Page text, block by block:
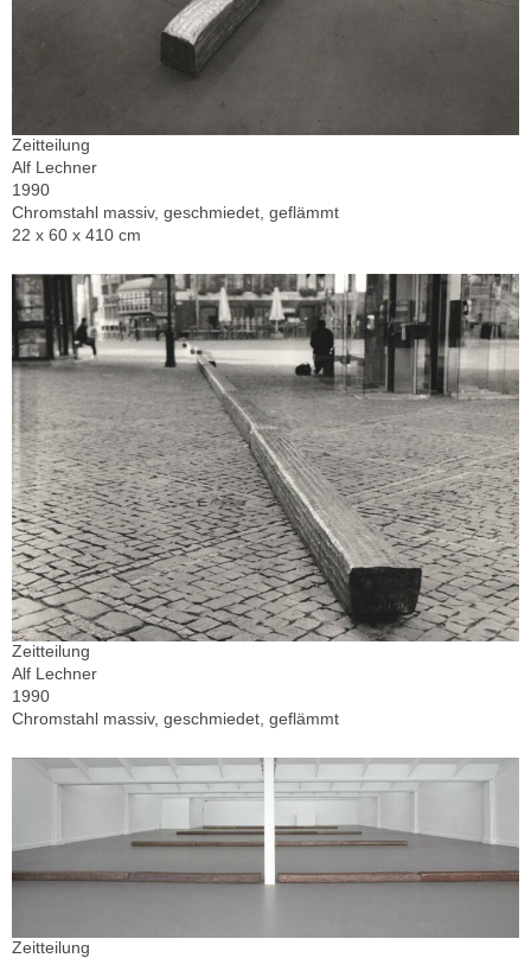
Zeitteilung
Alf Lechner
1990
Chromstahl massiv, geschmiedet, geflämmt
22 x 60 x 410 cm
Zeitteilung
Alf Lechner
1990
Chromstahl massiv, geschmiedet, geflämmt
Zeitteilung